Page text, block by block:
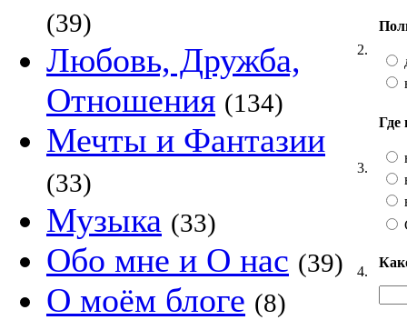
(39)
Любовь, Дружба,
Отношения (134)
Мечты и Фантазии
(33)
Музыка (33)
Обо мне и О нас (39)
О моём блоге (8)
2.
3.
Где
4.